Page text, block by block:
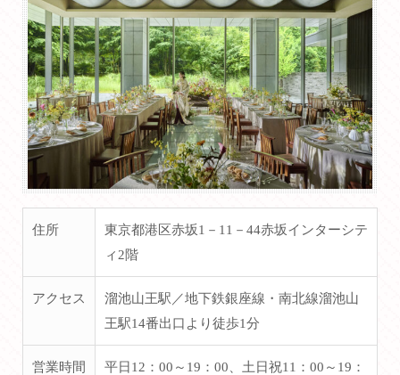
住所
東京都港区赤坂1－11－44赤坂インターシテ
ィ2階
アクセス
溜池山王駅／地下鉄銀座線・南北線溜池山
王駅14番出口より徒歩1分
営業時間
平日12：00～19：00、土日祝11：00～19：